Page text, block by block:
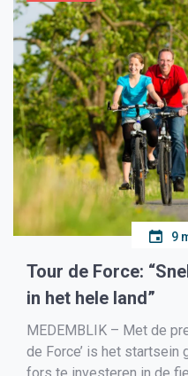
9
Tour de Force:
in het hele land”
MEDEMBLIK – Met de
de Force’ is het startsein